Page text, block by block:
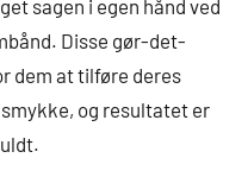
sagen i egen hånd ved
Disse gør-det-
dem at tilføre deres
og resultatet er